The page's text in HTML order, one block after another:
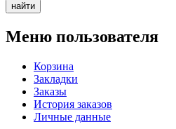
Меню пользователя
Корзина
Закладки
Заказы
История заказов
Личные данные